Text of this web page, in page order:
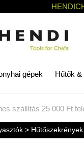
gépek Hűtők
szállítás 25 000 Ft
>